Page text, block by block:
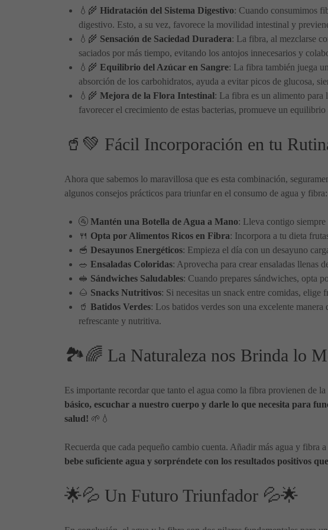
💧🌾 Hidratación del Sistema Digestivo: Cuando consumimos
digestivo. Esto, a su vez, favorece la movilidad intestinal y
💧🌾 Sensación de Saciedad Duradera: La fibra, al mezclarse
saciados por más tiempo, evitando los antojos innecesarios y
💧🌾 Equilibrio del Azúcar en Sangre: La fibra también juega
absorción de los carbohidratos, ayuda a evitar picos de glucosa,
💧🌾 Mejora de la Flora Intestinal: La fibra es un alimento para
favorecer el crecimiento de estas bacterias, promueve un
🥤💚 Fácil Incorporación en tu
Ahora que sabemos lo maravillosa que es esta combinación,
algunos consejos prácticos para triunfar en el consumo de agua y fibra:
🚰 Mantén una Botella de Agua a Mano: Lleva contigo siempre
🍴 Opta por Alimentos Ricos en Fibra: Incorpora a tu dieta
🥣 Desayunos Energéticos: Empieza el día con un desayuno
🥗 Ensaladas Coloridas: Aprovecha para crear ensaladas llenas
🥪 Sándwiches Saludables: Cuando prepares sándwiches, opta
🌰 Snacks Nutritivos: Si necesitas un snack entre comidas, elige
🥤 Batidos Verdes: Los batidos verdes son una excelente
refrescante y nutritiva.
🏞️🌈 La Naturaleza nos Brinda lo
Es importante recordar que tanto el agua como la fibra provienen de
básico, escuchar a nuestro cuerpo y darle lo que necesita para
salud! 🌱💧
Recuerda que cada pequeño cambio cuenta. Añadir más agua y fibra
bebe suficiente agua y sorpréndete con los resultados positivos
🌟💦 Un Futuro Triunfador 💦🌟